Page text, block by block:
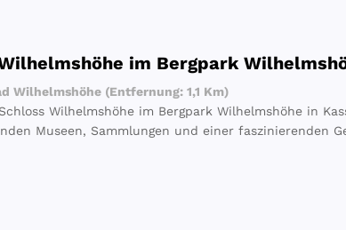
im Bergpark
Wilhelmshöhe (Entfernung: 1,1 Km)
Wilhelmshöhe im Bergpark Wilhelmshöhe in
Museen, Sammlungen und einer faszinierenden